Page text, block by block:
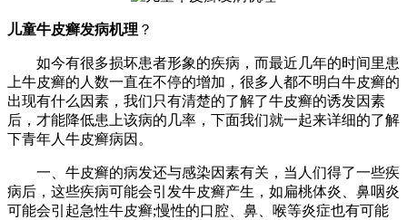
儿童牛皮癣发病机理 ？
如今有很多损坏患者形象的疾病，而最近几年的时间里患
上牛皮癣的人数一直在不停的增加，很多人都不明白牛皮癣的
出现有什么因素，我们只有清楚的了解了牛皮癣的诱发因素
后，才能降低患上该病的几率，下面我们就一起来详细的了解
下青年人牛皮癣病因。
一、牛皮癣的病发还与感染因素有关，当人们得了一些疾
病后，这些疾病可能会引发牛皮癣产生，如扁桃体炎、鼻咽炎
可能会引起急性牛皮癣;慢性的口腔、鼻、喉等炎症也有可能